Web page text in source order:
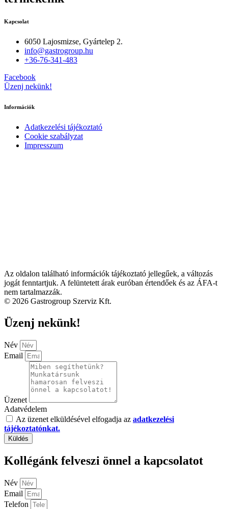
Kapcsolat
6050 Lajosmizse, Gyártelep 2.
info@gastrogroup.hu
+36-76-341-483
Facebook
Üzenj nekünk!
Információk
Adatkezelési tájékoztató
Cookie szabályzat
Impresszum
Az oldalon található információk tájékoztató jellegűek, a változás
jogát fenntartjuk. A felüntetett árak euróban értendőek és az ÁFA-t
nem tartalmazzák.
© 2026 Gastrogroup Szerviz Kft.
Üzenj nekünk!
Név
Email
Üzenet
Adatvédelem
Az üzenet elküldésével elfogadja az adatkezelési
tájékoztatónkat.
Küldés
Kollégánk felveszi önnel a kapcsolatot
Név
Email
Telefon